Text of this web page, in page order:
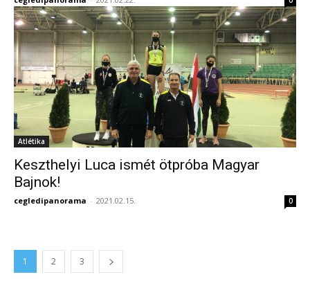
Atlétika
Keszthelyi Luca ismét ötpróba Magyar
Bajnok!
cegledipanorama - 2021.02.15. 0
1 2 3